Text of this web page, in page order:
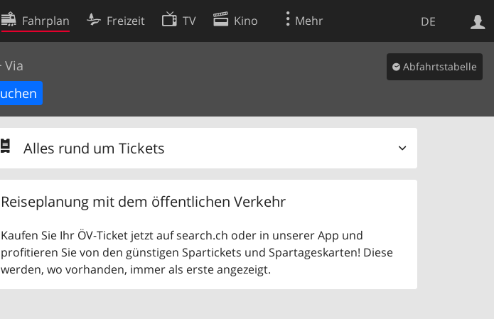
DE
Fahrplan Freizeit TV Kino Mehr
Via Abfahrtstabelle
Alles rund um Tickets
Reiseplanung mit dem öffentlichen Verkehr
Kaufen Sie Ihr ÖV-Ticket jetzt auf search.ch oder in unserer App und
profitieren Sie von den günstigen Spartickets und Spartageskarten! Diese
werden, wo vorhanden, immer als erste angezeigt.
Cookie-Einstellungen